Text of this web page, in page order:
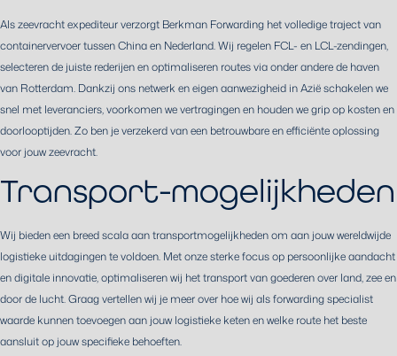
Als zeevracht expediteur verzorgt Berkman Forwarding het volledige traject van
containervervoer tussen China en Nederland. Wij regelen FCL- en LCL-zendingen,
selecteren de juiste rederijen en optimaliseren routes via onder andere de haven
van Rotterdam. Dankzij ons netwerk en eigen aanwezigheid in Azië schakelen we
snel met leveranciers, voorkomen we vertragingen en houden we grip op kosten en
doorlooptijden. Zo ben je verzekerd van een betrouwbare en efficiënte oplossing
voor jouw zeevracht.
Transport-mogelijkheden
Wij bieden een breed scala aan transportmogelijkheden om aan jouw wereldwijde
logistieke uitdagingen te voldoen. Met onze sterke focus op persoonlijke aandacht
en digitale innovatie, optimaliseren wij het transport van goederen over land, zee en
door de lucht. Graag vertellen wij je meer over hoe wij als forwarding specialist
waarde kunnen toevoegen aan jouw logistieke keten en welke route het beste
aansluit op jouw specifieke behoeften.